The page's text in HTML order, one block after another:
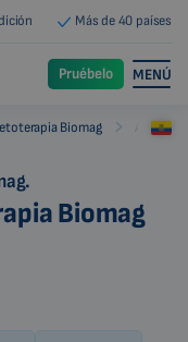
Más de 40 países
Pruébelo MENÚ
Biomag
Biomag